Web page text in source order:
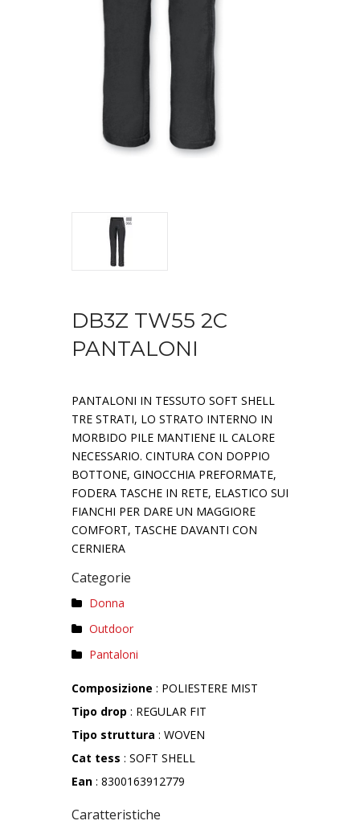
DB3Z TW55 2C
PANTALONI
PANTALONI IN TESSUTO SOFT SHELL
TRE STRATI, LO STRATO INTERNO IN
MORBIDO PILE MANTIENE IL CALORE
NECESSARIO. CINTURA CON DOPPIO
BOTTONE, GINOCCHIA PREFORMATE,
FODERA TASCHE IN RETE, ELASTICO SUI
FIANCHI PER DARE UN MAGGIORE
COMFORT, TASCHE DAVANTI CON
CERNIERA
Categorie
Donna
Outdoor
Pantaloni
Composizione : POLIESTERE MIST
Tipo drop : REGULAR FIT
Tipo struttura : WOVEN
Cat tess : SOFT SHELL
Ean : 8300163912779
Caratteristiche